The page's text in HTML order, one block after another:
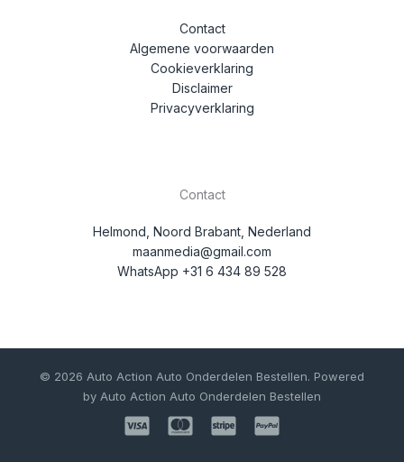
Contact
Algemene voorwaarden
Cookieverklaring
Disclaimer
Privacyverklaring
Contact
Helmond, Noord Brabant, Nederland
maanmedia@gmail.com
WhatsApp +31 6 434 89 528
© 2026 Auto Action Auto Onderdelen Bestellen. Powered
by Auto Action Auto Onderdelen Bestellen